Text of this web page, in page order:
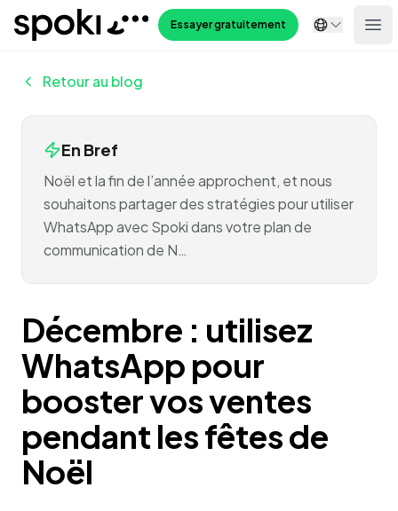
Spoki Essayer gratuitement
Retour au blog
En Bref
Noël et la fin de l’année approchent, et nous
souhaitons partager des stratégies pour utiliser
WhatsApp avec Spoki dans votre plan de
communication de N…
Décembre : utilisez
WhatsApp pour
booster vos ventes
pendant les fêtes de
Noël